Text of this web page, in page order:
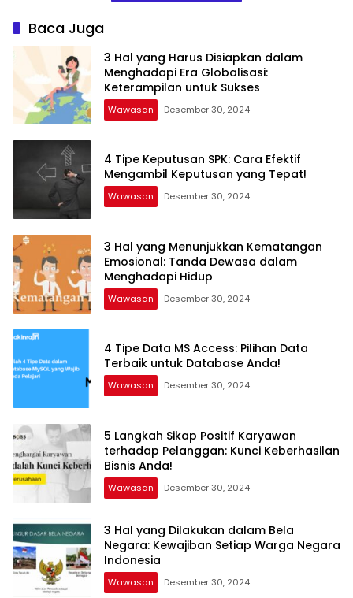
Baca Juga
3 Hal yang Harus Disiapkan dalam
Menghadapi Era Globalisasi:
Keterampilan untuk Sukses
Wawasan Desember 30, 2024
4 Tipe Keputusan SPK: Cara Efektif
Mengambil Keputusan yang Tepat!
Wawasan Desember 30, 2024
3 Hal yang Menunjukkan Kematangan
Emosional: Tanda Dewasa dalam
Menghadapi Hidup
Wawasan Desember 30, 2024
4 Tipe Data MS Access: Pilihan Data
Terbaik untuk Database Anda!
Wawasan Desember 30, 2024
5 Langkah Sikap Positif Karyawan
terhadap Pelanggan: Kunci Keberhasilan
Bisnis Anda!
Wawasan Desember 30, 2024
3 Hal yang Dilakukan dalam Bela
Negara: Kewajiban Setiap Warga Negara
Indonesia
Wawasan Desember 30, 2024